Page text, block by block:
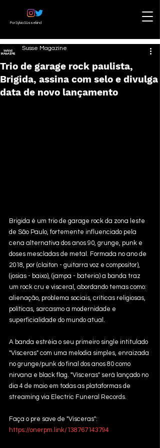
Por Sylvia Süssekind
Trio de garage rock paulista,
Brigida, assina com selo e divulga
data de novo lançamento
Susse Magazine
Brigida é um trio de garage rock da zona leste
de São Paulo, fortemente influenciado pela
cena alternativa dos anos 90, grunge, punk e
doses mescladas de metal. Formada no ano de
2018, por (claiton - guitarra voz e compositor),
(josias - baixo), (jampa - bateria) a banda traz
um rock cru e visceral, abordando temas como:
alienação, problema sociais, críticas religiosas,
políticas, sarcasmo a modernidade e
superficialidade do mundo atual.
A banda estréia o seu primeiro single intitulado
"Vísceras" com uma melodia simples, enraizada
no grunge/punk do final dos anos 80 como
nirvana e black flag. "Vísceras" será lançado no
dia 4 de maio em todas as plataformas de
streaming via Electric Funeral Records. ️
Faça o pre save de "Visceras":
https://onerpm.link/138767143794